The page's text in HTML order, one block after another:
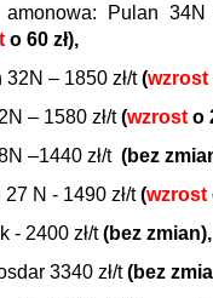
amonowa: Pulan 34N
o 60 zł),
32N – 1850 zł/t(wzrost
– 1580 zł/t(wzrost o
–1440 zł/t (bez
N - 1490 zł/t(wzrost
- 2400 zł/t (bez zmian),
3340 zł/t(bez